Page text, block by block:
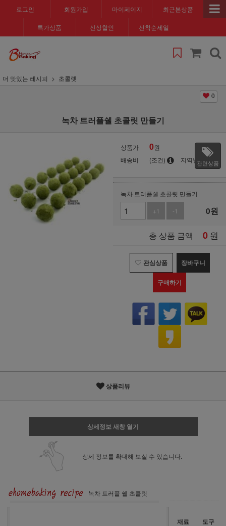
로그인 회원가입 마이페이지 최근본상품
특가상품 신상할인 선착순세일
더 맛있는 레시피 초콜렛
0
녹차 트러플쉘 초콜릿 만들기
상품가 0원
배송비
(조건) 지역별관련상품
녹차 트러플쉘 초콜릿 만들기
+1
-1 0원
총 상품 금액 0 원
관심상품 장바구니
구매하기
상품리뷰
상세정보 새창 열기
상세 정보를 확대해 보실 수 있습니다.
녹차 트러플 쉘 초콜릿
재료
도구